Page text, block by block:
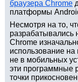
браузера Chrome
платформы
Несмотря на то,
разрабатывались
Chrome
использование
не в мобильных
эти программные
точки